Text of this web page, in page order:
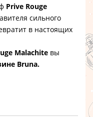
Prive Rouge
сильного
в настоящих
Malachite вы
Bruna.